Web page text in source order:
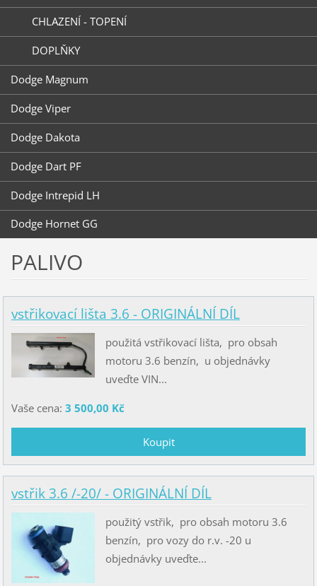
CHLAZENÍ - TOPENÍ
DOPLŇKY
Dodge Magnum
Dodge Viper
Dodge Dakota
Dodge Dart PF
Dodge Intrepid LH
Dodge Hornet GG
PALIVO
vstřikovací lišta 3.6 - ORIGINÁLNÍ DÍL
použitá vstřikovací lišta, pro obsah
motoru 3.6 benzín, u objednávky
uveďte VIN...
Vaše cena: 3 500,00 Kč
vstřik 3.6 /-20/ - ORIGINÁLNÍ DÍL
použitý vstřik, pro obsah motoru 3.6
benzín, pro vozy do r.v. -20 u
objednávky uveďte...